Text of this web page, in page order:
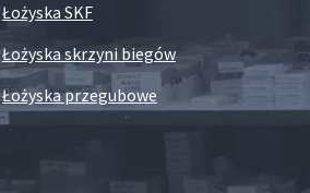
Łożyska SKF
Łożyska skrzyni biegów
Łożyska przegubowe